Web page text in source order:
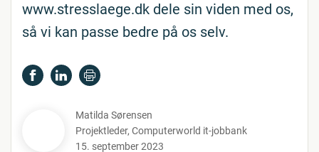
www.stresslaege.dk dele sin viden med os,
så vi kan passe bedre på os selv.
Matilda Sørensen
Projektleder, Computerworld it-jobbank
15. september 2023